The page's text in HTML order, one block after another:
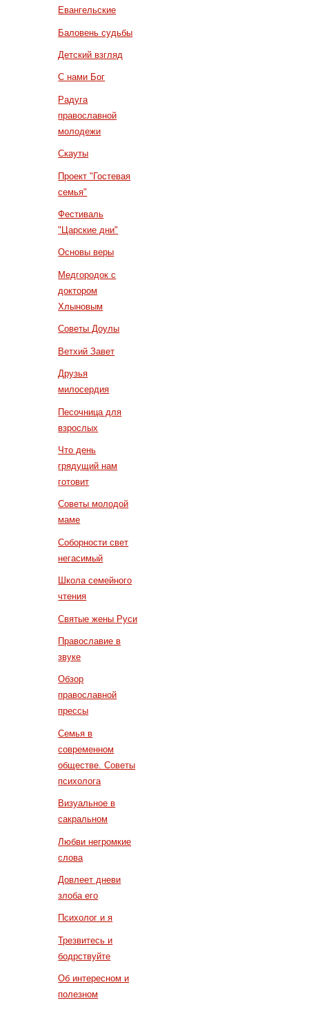
Евангельские
Баловень судьбы
Детский взгляд
С нами Бог
Радуга
православной
молодежи
Скауты
Проект "Гостевая
семья"
Фестиваль
"Царские дни"
Основы веры
Медгородок с
доктором
Хлыновым
Советы Доулы
Ветхий Завет
Друзья
милосердия
Песочница для
взрослых
Что день
грядущий нам
готовит
Советы молодой
маме
Соборности свет
негасимый
Школа семейного
чтения
Святые жены Руси
Православие в
звуке
Обзор
православной
прессы
Семья в
современном
обществе. Советы
психолога
Визуальное в
сакральном
Любви негромкие
слова
Довлеет дневи
злоба его
Психолог и я
Трезвитесь и
бодрствуйте
Об интересном и
полезном